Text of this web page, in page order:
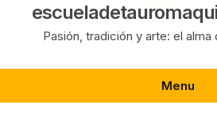
Pasión, tradición y arte: el alma
Menu